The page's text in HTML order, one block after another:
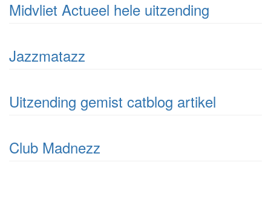
Midvliet Actueel hele uitzending
Jazzmatazz
Uitzending gemist catblog artikel
Club Madnezz